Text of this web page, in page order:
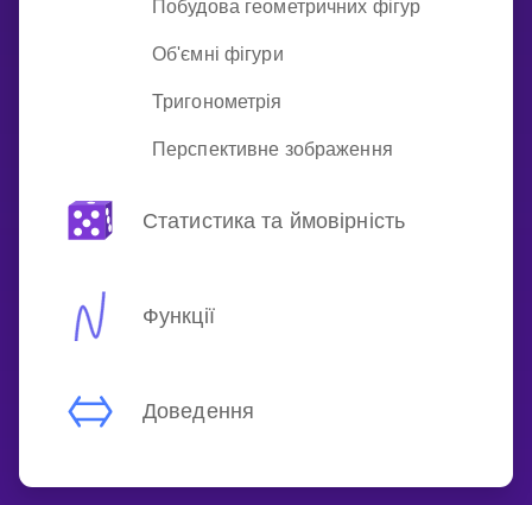
Побудова геометричних фігур
Об'ємні фігури
Тригонометрія
Перспективне зображення
Статистика та ймовірність
Функції
Доведення